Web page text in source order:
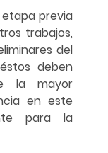
previa
trabajos,
del
deben
la mayor
en este
para la